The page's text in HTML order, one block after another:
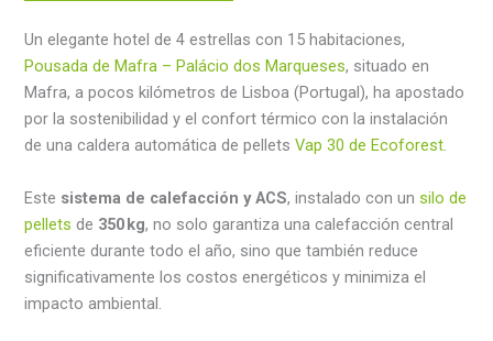
Un elegante hotel de 4 estrellas con 15 habitaciones,
Pousada de Mafra – Palácio dos Marqueses, situado en
Mafra, a pocos kilómetros de Lisboa (Portugal), ha apostado
por la sostenibilidad y el confort térmico con la instalación
de una caldera automática de pelletsVap 30 de Ecoforest.
Este sistema de calefacción y ACS, instalado con un silo de
pellets de 350 kg, no solo garantiza una calefacción central
eficiente durante todo el año, sino que también reduce
significativamente los costos energéticos y minimiza el
impacto ambiental.